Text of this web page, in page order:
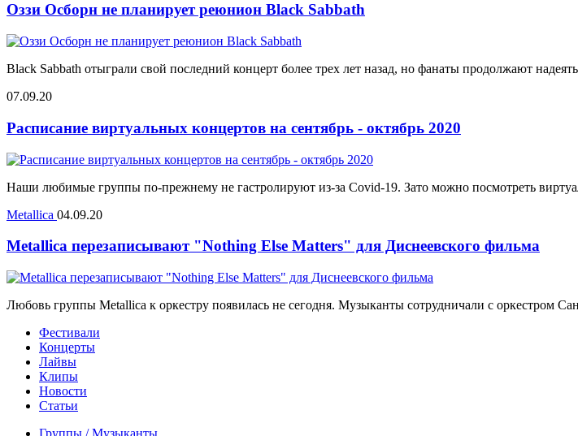
Оззи Осборн не планирует реюнион Black Sabbath
Black Sabbath отыграли свой последний концерт более трех лет назад, но фанаты продолжают
07.09.20
Расписание виртуальных концертов на сентябрь - октябрь 2020
Наши любимые группы по-прежнему не гастролируют из-за Covid-19. Зато можно посмотреть
Metallica 04.09.20
Metallica перезаписывают "Nothing Else Matters" для Диснеевского фильма
Любовь группы Metallica к оркестру появилась не сегодня. Музыканты сотрудничали с оркестром
Фестивали
Концерты
Лайвы
Клипы
Новости
Статьи
Группы / Музыканты